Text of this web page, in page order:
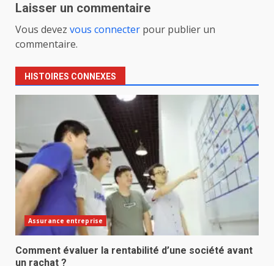
Laisser un commentaire
Vous devez vous connecter pour publier un
commentaire.
HISTOIRES CONNEXES
Assurance entreprise
Comment évaluer la rentabilité d’une société avant
un rachat ?